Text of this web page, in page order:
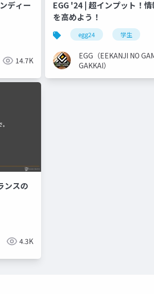
ディー
14.7K
EGG '24 | 超インプット！
を高めよう！
egg24 学生
EGG（EEKANJI NO
GAKKAI）
ンスの
4.3K